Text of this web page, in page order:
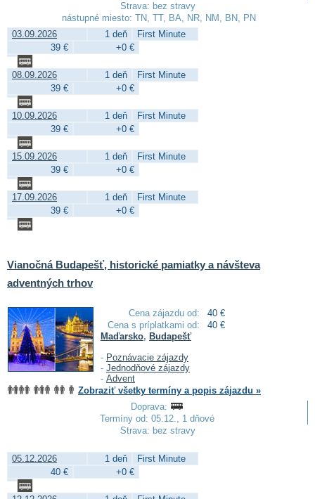
Strava: bez stravy
nástupné miesto: TN, TT, BA, NR, NM, BN, PN
03.09.2026
1 deň
First Minute
39 €
+0 €
08.09.2026 1 deň
First Minute
39 €
+0 €
10.09.2026 1 deň
First Minute
39 €
+0 €
15.09.2026 1 deň
First Minute
39 €
+0 €
17.09.2026 1 deň
First Minute
39 €
+0 €
Vianočná Budapešť, historické pamiatky a návšteva
adventných trhov
Cena zájazdu od:
40 €
Cena s príplatkami od:
40 €
Maďarsko, Budapešť
- Poznávacie zájazdy
- Jednodňové zájazdy
- Advent
Zobraziť všetky termíny a popis zájazdu »
Doprava:
Termíny od: 05.12., 1 dňové
Strava: bez stravy
05.12.2026 1 deň
First Minute
40 €
+0 €